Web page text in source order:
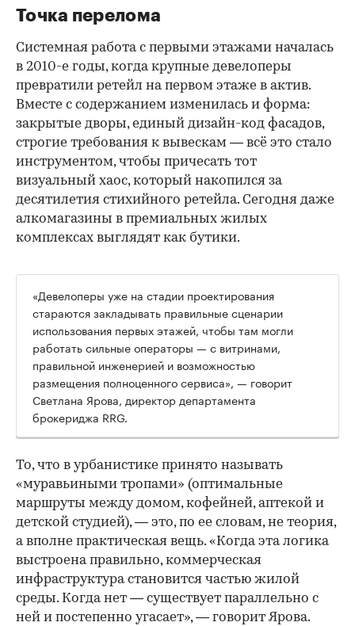
Точка перелома
Системная работа с первыми этажами началась
в 2010-е годы, когда крупные девелоперы
превратили ретейл на первом этаже в актив.
Вместе с содержанием изменилась и форма:
закрытые дворы, единый дизайн-код фасадов,
строгие требования к вывескам — всё это стало
инструментом, чтобы причесать тот
визуальный хаос, который накопился за
десятилетия стихийного ретейла. Сегодня даже
алкомагазины в премиальных жилых
комплексах выглядят как бутики.
00:00
«Девелоперы уже на стадии проектирования
стараются закладывать правильные сценарии
использования первых этажей, чтобы там могли
работать сильные операторы — с витринами,
правильной инженерией и возможностью
размещения полноценного сервиса», — говорит
Светлана Ярова, директор департамента
брокериджа RRG.
То, что в урбанистике принято называть
«муравьиными тропами» (оптимальные
маршруты между домом, кофейней, аптекой и
детской студией), — это, по ее словам, не теория,
а вполне практическая вещь. «Когда эта логика
выстроена правильно, коммерческая
инфраструктура становится частью жилой
среды. Когда нет — существует параллельно с
ней и постепенно угасает», — говорит Ярова.